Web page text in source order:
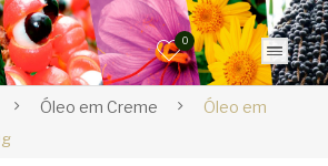
0
Óleo em Creme
Óleo em